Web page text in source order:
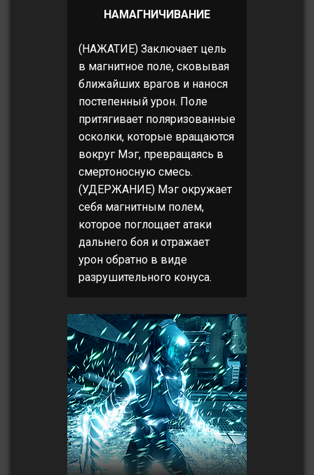
НАМАГНИЧИВАНИЕ
(НАЖАТИЕ) Заключает цель
в магнитное поле, сковывая
ближайших врагов и нанося
постепенный урон. Поле
притягивает поляризованные
осколки, которые вращаются
вокруг Мэг, превращаясь в
смертоносную смесь.
(УДЕРЖАНИЕ) Мэг окружает
себя магнитным полем,
которое поглощает атаки
дальнего боя и отражает
урон обратно в виде
разрушительного конуса.